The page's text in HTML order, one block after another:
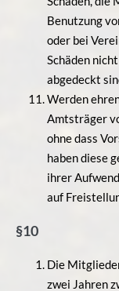
Benutzung
oder bei
Schäden
abgedeckt
Werden
Amtsträger
ohne dass
haben diese
ihrer
auf
§10
Die
zwei Jahren